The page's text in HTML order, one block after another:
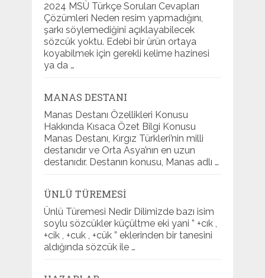
2024 MSÜ Türkçe Soruları Cevapları
Çözümleri Neden resim yapmadığını,
şarkı söylemediğini açıklayabilecek
sözcük yoktu. Edebi bir ürün ortaya
koyabilmek için gerekli kelime hazinesi
ya da …
MANAS DESTANI
Manas Destanı Özellikleri Konusu
Hakkında Kısaca Özet Bilgi Konusu
Manas Destanı, Kırgız Türkleri’nin milli
destanıdır ve Orta Asya’nın en uzun
destanıdır. Destanın konusu, Manas adlı …
ÜNLÜ TÜREMESI
Ünlü Türemesi Nedir Dilimizde bazı isim
soylu sözcükler küçültme eki yani ” +cık ,
+cik , +cuk , +cük ” eklerinden bir tanesini
aldığında sözcük ile …